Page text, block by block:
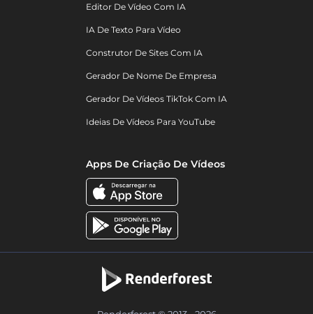
Editor De Vídeo Com IA
IA De Texto Para Vídeo
Construtor De Sites Com IA
Gerador De Nome De Empresa
Gerador De Vídeos TikTok Com IA
Ideias De Vídeos Para YouTube
Apps De Criação De Vídeos